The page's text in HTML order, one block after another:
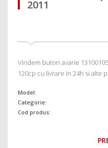
2011
Vindem buton avarie
120cp cu livrare in 24h si alte
Model:
Categorie:
Cod produs: